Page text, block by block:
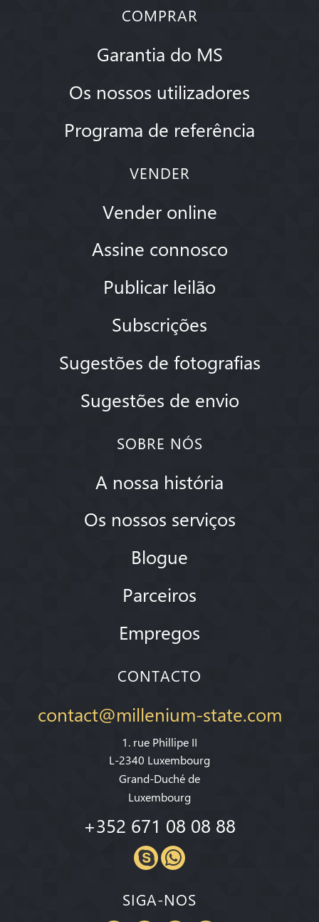
COMPRAR
Garantia do MS
Os nossos utilizadores
Programa de referência
VENDER
Vender online
Assine connosco
Publicar leilão
Subscrições
Sugestões de fotografias
Sugestões de envio
SOBRE NÓS
A nossa história
Os nossos serviços
Blogue
Parceiros
Empregos
CONTACTO
contact@millenium-state.com
1. rue Phillipe II
L-2340 Luxembourg
Grand-Duché de
Luxembourg
+352 671 08 08 88
SIGA-NOS